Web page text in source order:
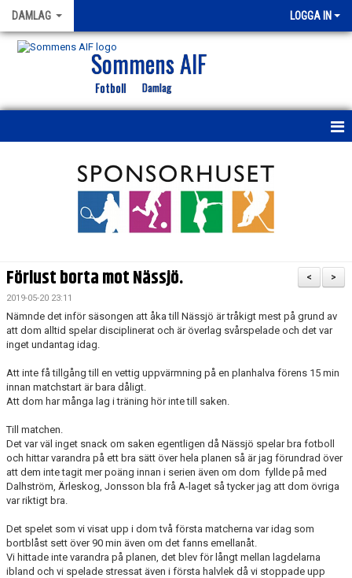
DAMLAG LOGGA IN
Sommens AIF
Fotboll Damlag
TRUPPEN
BILDGALLERI
KONTAKT
VAD SA DU NU?
>
<
Förlust borta mot Nässjö.
2019-05-20 23:11
Nämnde det inför säsongen att åka till Nässjö är tråkigt mest på grund av
att dom alltid spelar disciplinerat och är överlag svårspelade och det var
inget undantag idag.
Att inte få tillgång till en vettig uppvärmning på en planhalva förens 15 min
innan matchstart är bara dåligt.
Att dom har många lag i träning hör inte till saken.
Till matchen.
Det var väl inget snack om saken egentligen då Nässjö spelar bra fotboll
och hittar varandra på ett bra sätt över hela planen så är jag förundrad över
att dem inte tagit mer poäng innan i serien även om dom fyllde på med
Dalhström, Ärleskog, Jonsson bla frå A-laget så tycker jag att dom övriga
var riktigt bra.
Det spelet som vi visat upp i dom två första matcherna var idag som
bortblåst sett över 90 min även om det fanns emellanåt.
Vi hittade inte varandra på planen, det blev för långt mellan lagdelarna
ibland och vi spelade stressat även i första halvlek då vi stoppade upp